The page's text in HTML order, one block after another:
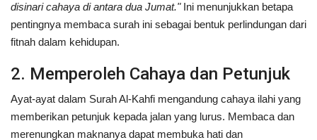
disinari cahaya di antara dua Jumat."Ini menunjukkan betapa
pentingnya membaca surah ini sebagai bentuk perlindungan dari
fitnah dalam kehidupan.
2. Memperoleh Cahaya dan Petunjuk
Ayat-ayat dalam Surah Al-Kahfi mengandung cahaya ilahi yang
memberikan petunjuk kepada jalan yang lurus. Membaca dan
merenungkan maknanya dapat membuka hati dan